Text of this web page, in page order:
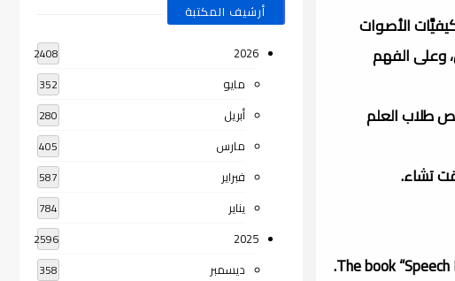
الأصوات
وعلى الفهم
طلاب العلم
تشاء.
The book
أرشيف المكتبة
2026
2408
مايو 352
أبريل 280
مارس 405
فبراير 587
يناير 784
2025
2596
ديسمبر 358